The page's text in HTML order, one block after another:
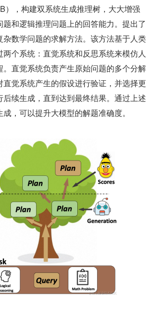
），构建双系统生成推理树，大大增强
和逻辑推理问题上的回答能力。提出了
杂数学问题的求解方法。该方法基于人类
两个系统：直觉系统和反思系统来模仿人
。直觉系统负责产生原始问题的多个分解
觉系统产生的假设进行验证，并选择更
续生成，直到达到最终结果。通过上述
，可以提升大模型的解题准确度。